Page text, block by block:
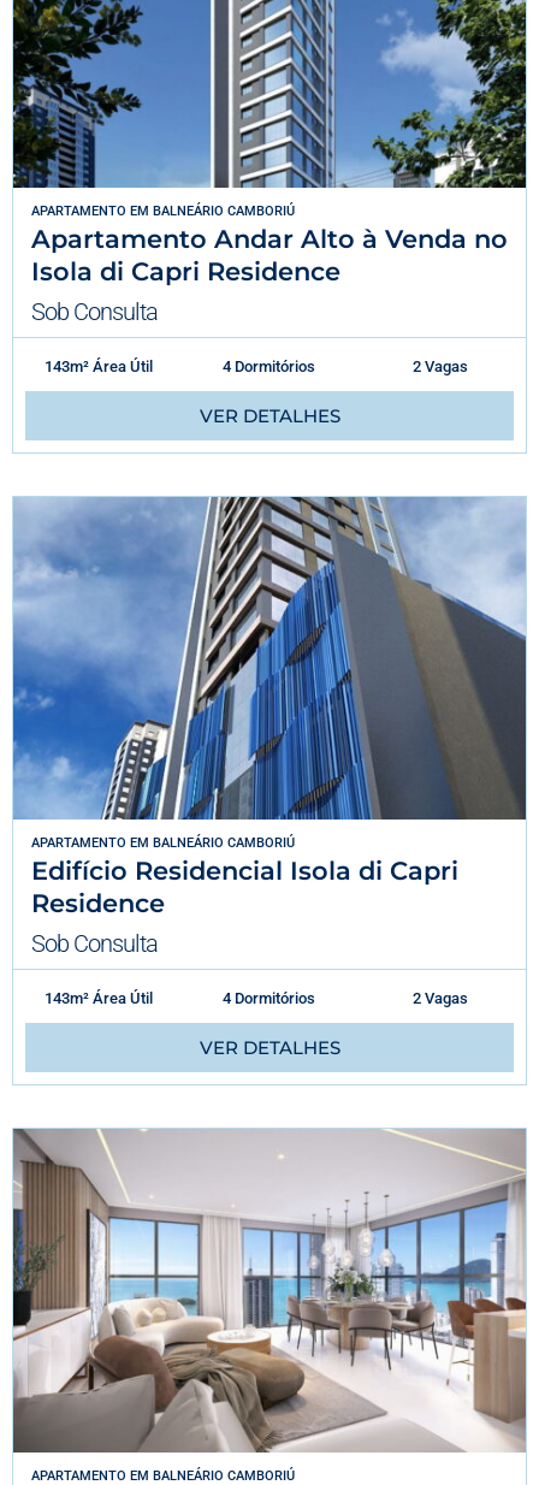
APARTAMENTO EM BALNEÁRIO CAMBORIÚ
Apartamento Andar Alto à Venda no
Isola di Capri Residence
Sob Consulta
143m² Área Útil 4 Dormitórios 2 Vagas
VER DETALHES
APARTAMENTO EM BALNEÁRIO CAMBORIÚ
Edifício Residencial Isola di Capri
Residence
Sob Consulta
143m² Área Útil 4 Dormitórios 2 Vagas
VER DETALHES
APARTAMENTO EM BALNEÁRIO CAMBORIÚ